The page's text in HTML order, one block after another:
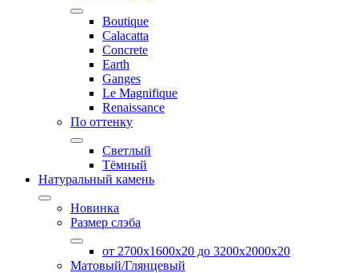
Boutique
Calacatta
Concrete
Earth
Ganges
Le Magnifique
Renaissance
По оттенку
Светлый
Тёмный
Натуральный камень
Новинка
Размер слэба
от 2700х1600х20 до 3200x2000х20
Матовый/Глянцевый